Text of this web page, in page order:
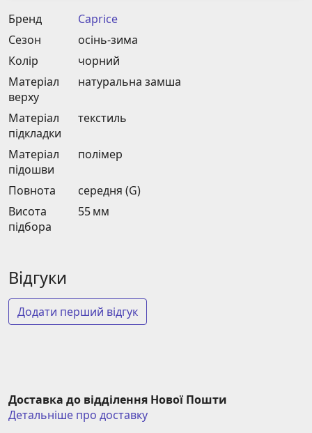
Бренд
Caprice
Сезон
осінь-зима
Колір
чорний
Матеріал
верху
натуральна замша
Матеріал
підкладки
текстиль
Матеріал
підошви
полімер
Повнота
середня (G)
Висота
підбора
55 мм
Відгуки
Додати перший відгук
Доставка до відділення Нової Пошти
Детальніше про доставку